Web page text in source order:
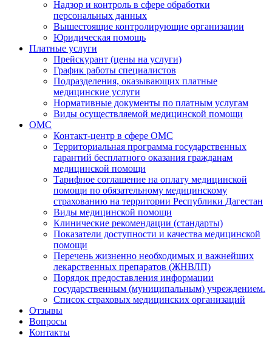
Надзор и контроль в сфере обработки
персональных данных
Вышестоящие контролирующие организации
Юридическая помощь
Платные услуги
Прейскурант (цены на услуги)
График работы специалистов
Подразделения, оказывающих платные
медицинские услуги
Нормативные документы по платным услугам
Виды осуществляемой медицинской помощи
ОМС
Контакт-центр в сфере ОМС
Территориальная программа государственных
гарантий бесплатного оказания гражданам
медицинской помощи
Тарифное соглашение на оплату медицинской
помощи по обязательному медицинскому
страхованию на территории Республики Дагестан
Виды медицинской помощи
Клинические рекомендации (стандарты)
Показатели доступности и качества медицинской
помощи
Перечень жизненно необходимых и важнейших
лекарственных препаратов (ЖНВЛП)
Порядок предоставления информации
государственным (муниципальным) учреждением.
Список страховых медицинских организаций
Отзывы
Вопросы
Контакты